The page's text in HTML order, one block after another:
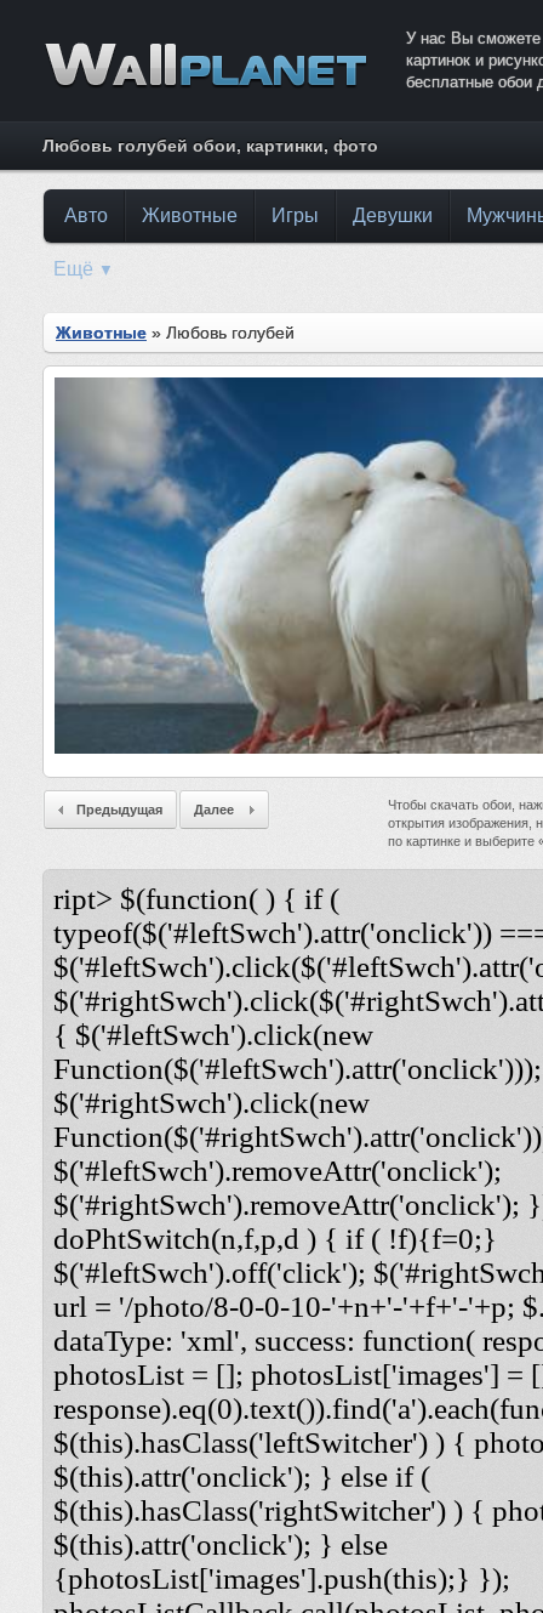
У нас Вы сможете
картинок и
бесплатные обои
Любовь голубей обои, картинки, фото
Авто Животные Игры Девушки
Ещё ▼
Животные » Любовь голубей
Чтобы скачать обои,
открытия изображения,
по картинке и
Предыдущая Далее
ript> $(function( ) { if (
typeof($('#leftSwch').attr('onclick'))
{ $('#leftSwch').click(new
Function($('#leftSwch').attr('onclick')));
$('#rightSwch').click(new
$('#leftSwch').removeAttr('onclick');
$('#rightSwch').removeAttr('onclick');
doPhtSwitch(n,f,p,d ) { if ( !f){f=0;}
$('#leftSwch').off('click');
url = '/photo/8-0-0-10-'+n+'-'+f+'-'+p;
dataType: 'xml', success: function(
photosList = []; photosList['images'] =
$(this).hasClass('leftSwitcher') ) {
$(this).attr('onclick'); } else if (
$(this).hasClass('rightSwitcher') ) {
$(this).attr('onclick'); } else
{photosList['images'].push(this);} });